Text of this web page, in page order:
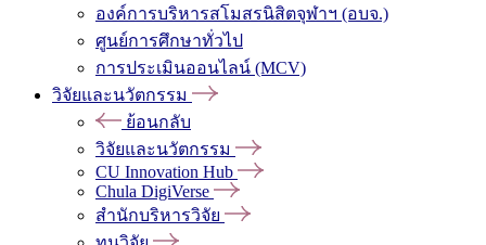
องค์การบริหารสโมสรนิสิตจุฬาฯ (อบจ.)
ศูนย์การศึกษาทั่วไป
การประเมินออนไลน์ (MCV)
วิจัยและนวัตกรรม
ย้อนกลับ
วิจัยและนวัตกรรม
CU Innovation Hub
Chula DigiVerse
สำนักบริหารวิจัย